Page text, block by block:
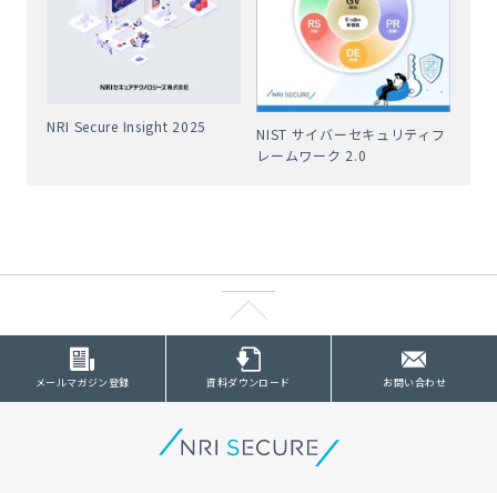
NRI Secure Insight 2025
NIST サイバーセキュリティフ
レームワーク 2.0
メールマガジン登録 資料ダウンロード お問い合わせ